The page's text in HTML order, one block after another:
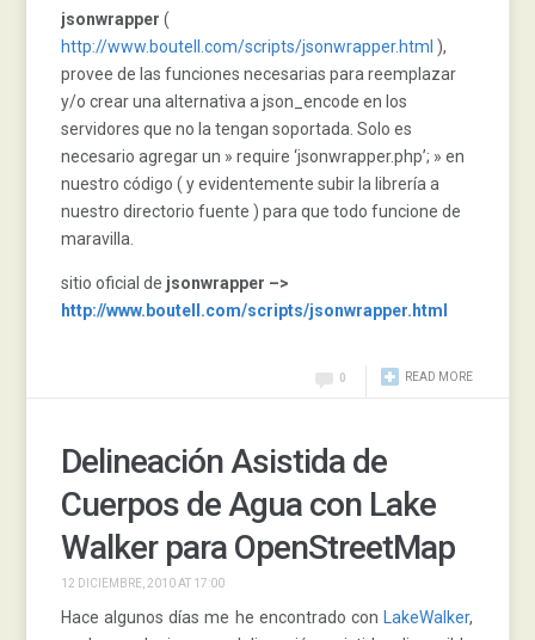
jsonwrapper (
http://www.boutell.com/scripts/jsonwrapper.html ),
provee de las funciones necesarias para reemplazar
y/o crear una alternativa a json_encode en los
servidores que no la tengan soportada. Solo es
necesario agregar un » require ‘jsonwrapper.php’; » en
nuestro código ( y evidentemente subir la librería a
nuestro directorio fuente ) para que todo funcione de
maravilla.
sitio oficial de jsonwrapper –>
http://www.boutell.com/scripts/jsonwrapper.html
READ MORE
0
Delineación Asistida de
Cuerpos de Agua con Lake
Walker para OpenStreetMap
12 DICIEMBRE, 2010 AT 17:00
Hace algunos días me he encontrado con LakeWalker,